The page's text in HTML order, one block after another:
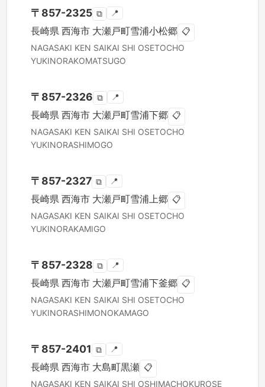
〒 857-2325 ⧉ 📍
長崎県 西海市 大瀬戸町雪浦小松郷 📋
NAGASAKI KEN SAIKAI SHI OSETOCHO
YUKINORAKOMATSUGO
〒 857-2326 ⧉ 📍
長崎県 西海市 大瀬戸町雪浦下郷 📋
NAGASAKI KEN SAIKAI SHI OSETOCHO
YUKINORASHIMOGO
〒 857-2327 ⧉ 📍
長崎県 西海市 大瀬戸町雪浦上郷 📋
NAGASAKI KEN SAIKAI SHI OSETOCHO
YUKINORAKAMIGO
〒 857-2328 ⧉ 📍
長崎県 西海市 大瀬戸町雪浦下釜郷 📋
NAGASAKI KEN SAIKAI SHI OSETOCHO
YUKINORASHIMONOKAMAGO
〒 857-2401 ⧉ 📍
長崎県 西海市 大島町黒瀬 📋
NAGASAKI KEN SAIKAI SHI OSHIMACHOKUROSE